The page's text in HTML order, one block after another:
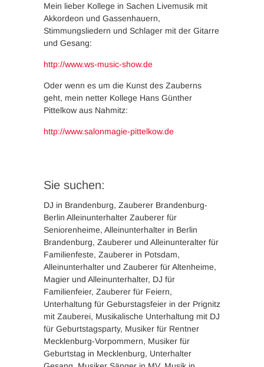
Mein lieber Kollege in Sachen Livemusik mit
Akkordeon und Gassenhauern,
Stimmungsliedern und Schlager mit der Gitarre
und Gesang:
http://www.ws-music-show.de
Oder wenn es um die Kunst des Zauberns
geht, mein netter Kollege Hans Günther
Pittelkow aus Nahmitz:
http://www.salonmagie-pittelkow.de
Sie suchen:
DJ in Brandenburg, Zauberer Brandenburg-
Berlin Alleinunterhalter Zauberer für
Seniorenheime, Alleinunterhalter in Berlin
Brandenburg, Zauberer und Alleinunteralter für
Familienfeste, Zauberer in Potsdam,
Alleinunterhalter und Zauberer für Altenheime,
Magier und Alleinunterhalter, DJ für
Familienfeier, Zauberer für Feiern,
Unterhaltung für Geburstagsfeier in der Prignitz
mit Zauberei, Musikalische Unterhaltung mit DJ
für Geburtstagsparty, Musiker für Rentner
Mecklenburg-Vorpommern, Musiker für
Geburtstag in Mecklenburg, Unterhalter